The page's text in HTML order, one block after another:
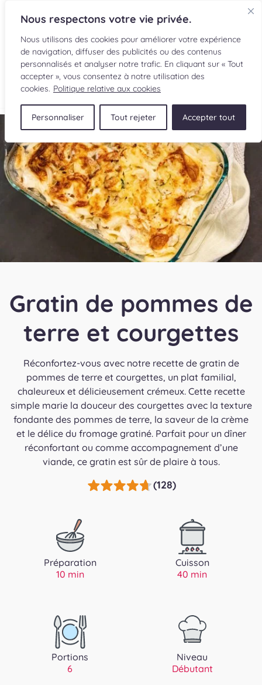
Nous respectons votre vie privée.
Nous utilisons des cookies pour améliorer votre expérience
de navigation, diffuser des publicités ou des contenus
personnalisés et analyser notre trafic. En cliquant sur « Tout
accepter », vous consentez à notre utilisation des
cookies. Politique relative aux cookies
Personnaliser Tout rejeter Accepter tout
EN
RECETTES
INGRÉDIENTS
LECTURES CULINAIRES
SOUMETTRE UNE RECETTE
BOUTIQUE
Gratin de pommes de
terre et courgettes
Réconfortez-vous avec notre recette de gratin de
pommes de terre et courgettes, un plat familial,
chaleureux et délicieusement crémeux. Cette recette
simple marie la douceur des courgettes avec la texture
fondante des pommes de terre, la saveur de la crème
et le délice du fromage gratiné. Parfait pour un dîner
réconfortant ou comme accompagnement d’une
viande, ce gratin est sûr de plaire à tous.
(128)
Préparation
10 min
Cuisson
40 min
Portions
6
Niveau
Débutant